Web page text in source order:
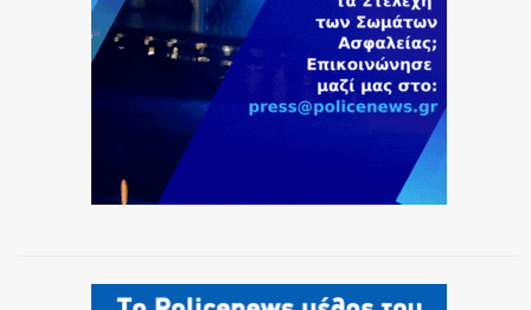
ΟΠΛΑ/ΕΞΟΠΛΙΣΜΟΣ
ΟΜΑΔΕΣ ΕΛ.ΑΣ.